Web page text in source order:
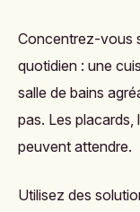
Concentrez-vous
quotidien : une
salle de bains
pas. Les placards,
peuvent attendre.
Utilisez des